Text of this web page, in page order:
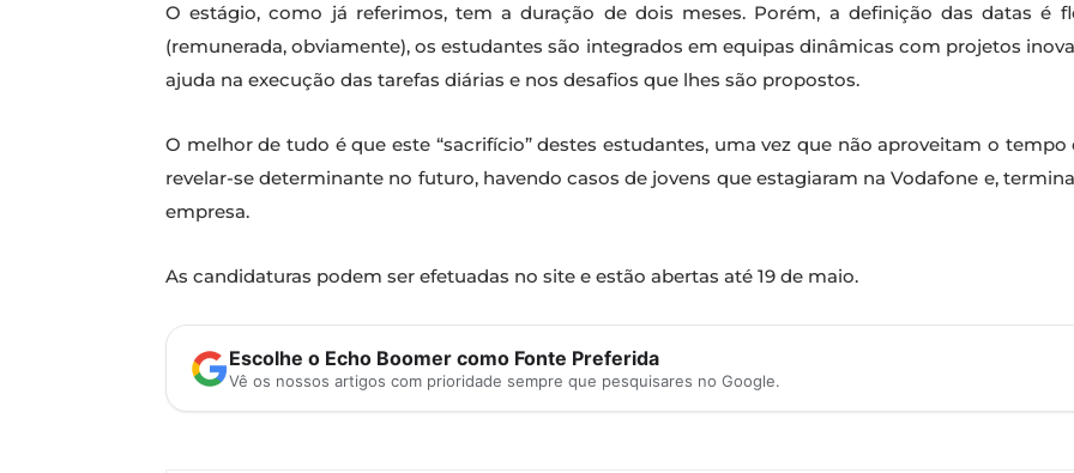
O estágio, como já referimos, tem a duração de dois meses. Porém, a definição das datas é
(remunerada, obviamente), os estudantes são integrados em equipas dinâmicas com projetos
ajuda na execução das tarefas diárias e nos desafios que lhes são propostos.
O melhor de tudo é que este “sacrifício” destes estudantes, uma vez que não aproveitam o
revelar-se determinante no futuro, havendo casos de jovens que estagiaram na Vodafone e,
empresa.
As candidaturas podem ser efetuadas no site e estão abertas até 19 de maio.
Escolhe o Echo Boomer como Fonte Preferida
Vê os nossos artigos com prioridade sempre que pesquisares no Google.